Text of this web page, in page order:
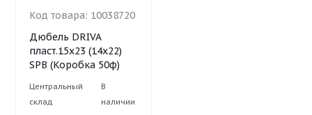
Код товара: 10038720
Дюбель DRIVA
пласт.15х23 (14х22)
SPB (Коробка 50ф)
Центральный
склад
В
наличии